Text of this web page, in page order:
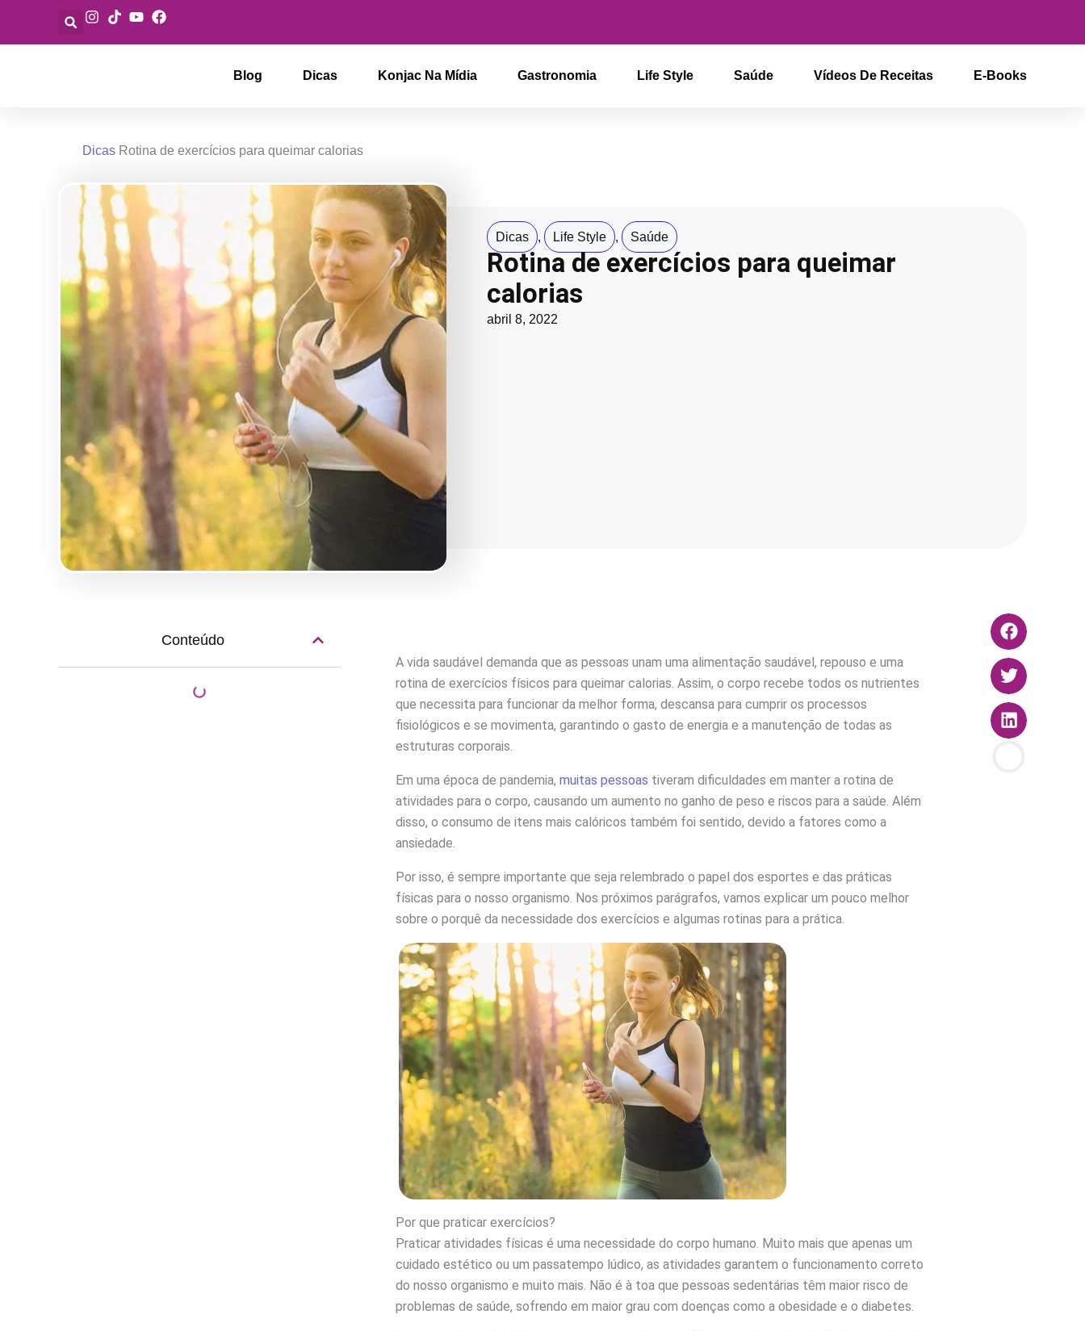
Blog Dicas Konjac Na Mídia Gastronomia Life Style Saúde Vídeos De Receitas E-Books
Dicas Rotina de exercícios para queimar calorias
Dicas , Life Style , Saúde
Rotina de exercícios para queimar
calorias
abril 8, 2022
Conteúdo
A vida saudável demanda que as pessoas unam uma alimentação saudável, repouso e uma
rotina de exercícios físicos para queimar calorias. Assim, o corpo recebe todos os nutrientes
que necessita para funcionar da melhor forma, descansa para cumprir os processos
fisiológicos e se movimenta, garantindo o gasto de energia e a manutenção de todas as
estruturas corporais.
Em uma época de pandemia, muitas pessoas tiveram dificuldades em manter a rotina de
atividades para o corpo, causando um aumento no ganho de peso e riscos para a saúde. Além
disso, o consumo de itens mais calóricos também foi sentido, devido a fatores como a
ansiedade.
Por isso, é sempre importante que seja relembrado o papel dos esportes e das práticas
físicas para o nosso organismo. Nos próximos parágrafos, vamos explicar um pouco melhor
sobre o porquê da necessidade dos exercícios e algumas rotinas para a prática.
Por que praticar exercícios?
Praticar atividades físicas é uma necessidade do corpo humano. Muito mais que apenas um
cuidado estético ou um passatempo lúdico, as atividades garantem o funcionamento correto
do nosso organismo e muito mais. Não é à toa que pessoas sedentárias têm maior risco de
problemas de saúde, sofrendo em maior grau com doenças como a obesidade e o diabetes.